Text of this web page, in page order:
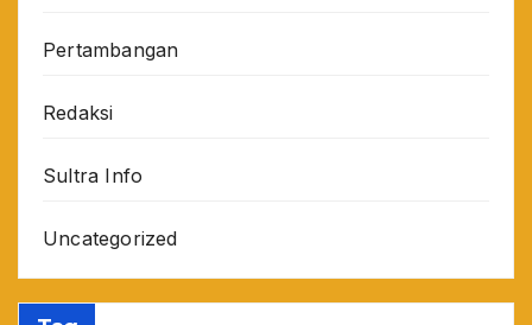
Pertambangan
Redaksi
Sultra Info
Uncategorized